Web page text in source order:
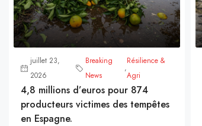
juillet 23,
2026
Breaking
News
,
Résilience &
Agri
4,8 millions d’euros pour 874
producteurs victimes des tempêtes
en Espagne.